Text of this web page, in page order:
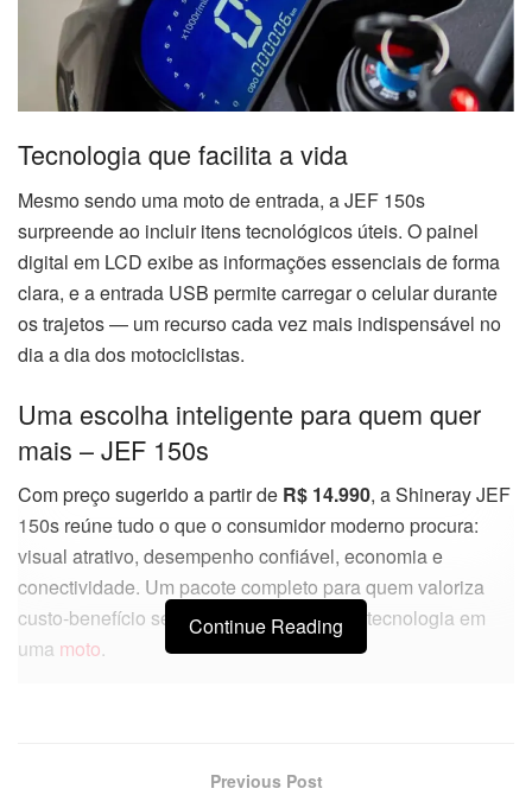
Tecnologia que facilita a vida
Mesmo sendo uma moto de entrada, a JEF 150s
surpreende ao incluir itens tecnológicos úteis. O painel
digital em LCD exibe as informações essenciais de forma
clara, e a entrada USB permite carregar o celular durante
os trajetos — um recurso cada vez mais indispensável no
dia a dia dos motociclistas.
Uma escolha inteligente para quem quer
mais – JEF 150s
Com preço sugerido a partir de R$ 14.990, a Shineray JEF
150s reúne tudo o que o consumidor moderno procura:
visual atrativo, desempenho confiável, economia e
conectividade. Um pacote completo para quem valoriza
custo-benefício sem abrir mão de estilo e tecnologia em
uma moto.
Continue Reading
Previous Post